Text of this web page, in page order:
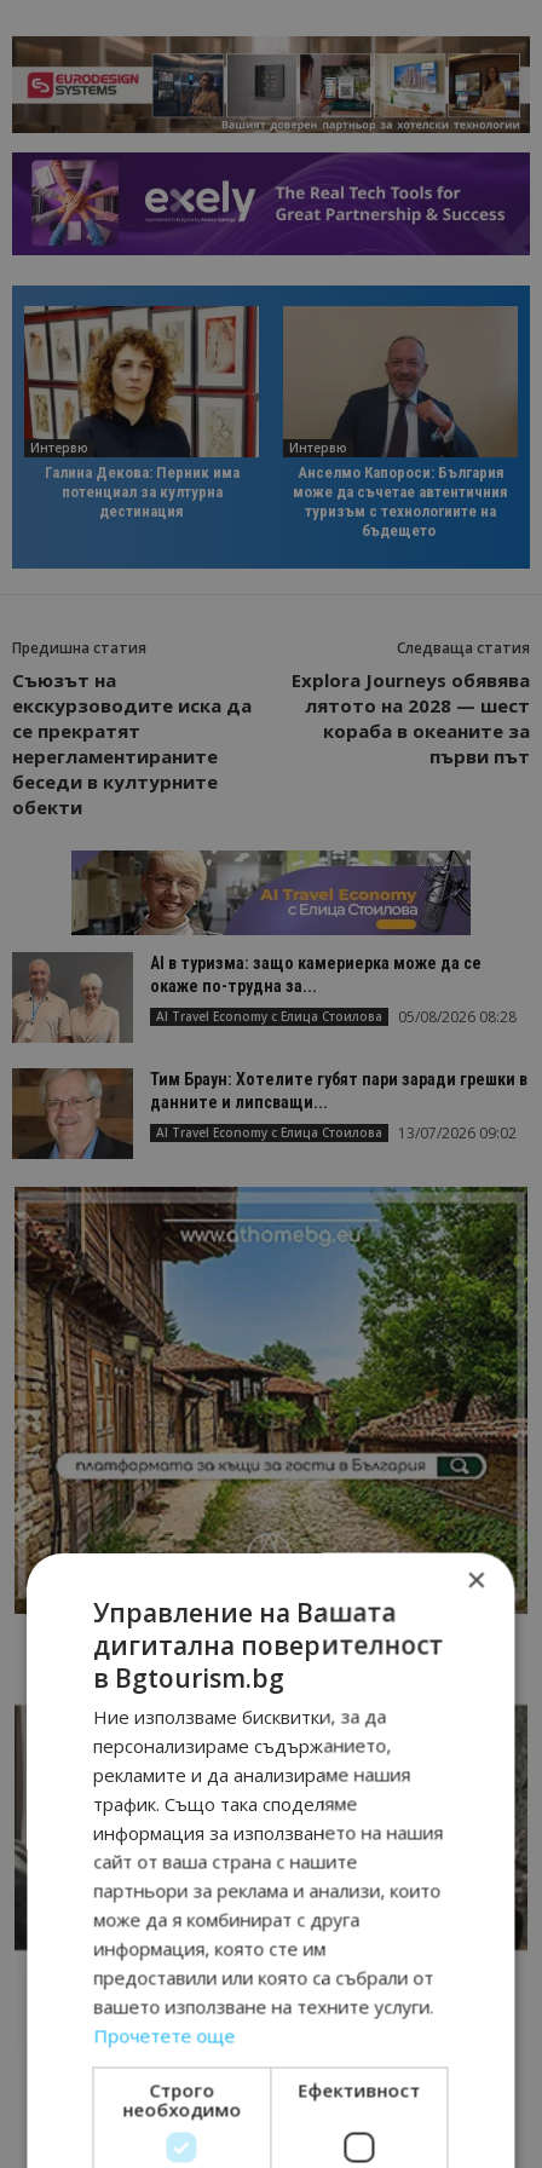
Интервю
Галина Декова: Перник има
потенциал за културна
дестинация
Интервю
Анселмо Капороси: България
може да съчетае автентичния
туризъм с технологиите на
бъдещето
Предишна статия
Съюзът на
екскурзоводите иска да
се прекратят
нерегламентираните
беседи в културните
обекти
Следваща статия
Explora Journeys обявява
лятото на 2028 — шест
кораба в океаните за
първи път
AI в туризма: защо камериерка може да се
окаже по-трудна за...
AI Travel Economy с Елица Стоилова 05/08/2026 08:28
Тим Браун: Хотелите губят пари заради грешки в
данните и липсващи...
AI Travel Economy с Елица Стоилова 13/07/2026 09:02
×
Управление на Вашата
дигитална поверителност
в Bgtourism.bg
Ние използваме бисквитки, за да
персонализираме съдържанието,
рекламите и да анализираме нашия
трафик. Също така споделяме
информация за използването на нашия
сайт от ваша страна с нашите
партньори за реклама и анализи, които
може да я комбинират с друга
информация, която сте им
предоставили или която са събрали от
вашето използване на техните услуги.
Прочетете още
Строго
необходимо
Ефективност